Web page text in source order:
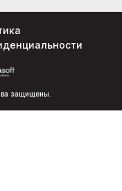
защищены.